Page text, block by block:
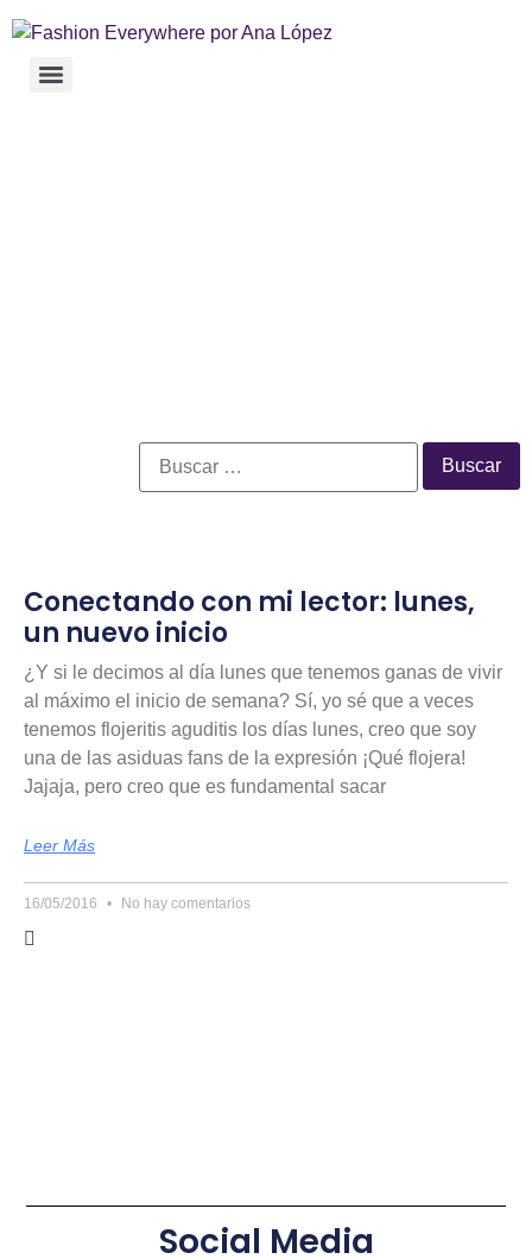
Conectando con mi lector: lunes,
un nuevo inicio
¿Y si le decimos al día lunes que tenemos ganas de vivir
al máximo el inicio de semana? Sí, yo sé que a veces
tenemos flojeritis aguditis los días lunes, creo que soy
una de las asiduas fans de la expresión ¡Qué flojera!
Jajaja, pero creo que es fundamental sacar
Leer Más
16/05/2016 No hay comentarios
Social Media